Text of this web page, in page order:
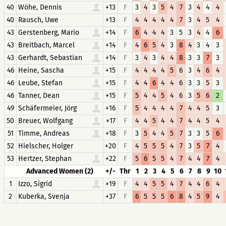
40 Wöhe, Dennis +13 F 3 4 3 5 4 7 3 4 4
4
40 Rausch, Uwe +13 F 4 4 4 4 4 7 3 4 5
4
43 Gerstenberg, Mario +14 F 6 4 4 4 3 5 3 4 4
6
43 Breitbach, Marcel +14 F 4 6 5 4 3 8 4 3 4
3
43 Gerhardt, Sebastian +14 F 3 4 3 4 4 8 3 3 7
3
46 Heine, Sascha +15 F 4 4 4 4 5 6 3 4 6
4
46 Leube, Stefan +15 F 4 4 6 4 4 6 3 3 5
3
46 Tanner, Dean +15 F 5 4 4 5 4 6 3 5 6
2
49 Schäfermeier, Jörg +16 F 5 4 4 4 4 7 4 4 5
3
50 Breuer, Wolfgang +17 F 4 4 5 4 4 7 4 4 5
4
51 Timme, Andreas +18 F 3 5 4 4 5 7 3 3 5
6
52 Hielscher, Holger +20 F 4 5 5 5 4 7 3 5 7
4
53 Hertzer, Stephan +22 F 5 6 5 5 4 7 4 4 7
4
Advanced Women (2)
+/- Thr 1 2 3 4 5 6 7 8 9 10
1
Izzo, Sigrid +19 F 4 4 5 5 4 7 4 4 6
4
2
Kuberka, Svenja +37 F 6 5 5 5 6 8 4 5 9 4